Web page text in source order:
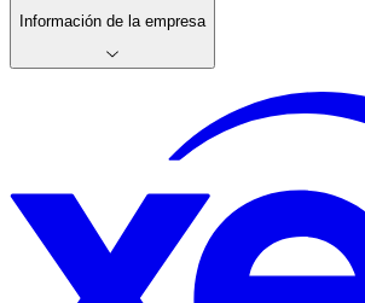
Información de la empresa